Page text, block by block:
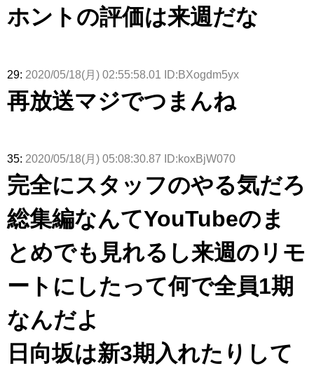
ホントの評価は来週だな
29: 2020/05/18(月) 02:55:58.01 ID:BXogdm5yx
再放送マジでつまんね
35: 2020/05/18(月) 05:08:30.87 ID:koxBjW070
完全にスタッフのやる気だろ
総集編なんてYouTubeのま
とめでも見れるし来週のリモ
ートにしたって何で全員1期
なんだよ
日向坂は新3期入れたりして